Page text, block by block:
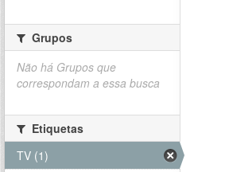
Grupos
Não há Grupos que
correspondam a essa busca
Etiquetas
TV (1)